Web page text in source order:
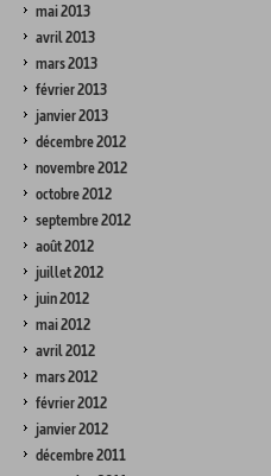
mai 2013
avril 2013
mars 2013
février 2013
janvier 2013
décembre 2012
novembre 2012
octobre 2012
septembre 2012
août 2012
juillet 2012
juin 2012
mai 2012
avril 2012
mars 2012
février 2012
janvier 2012
décembre 2011